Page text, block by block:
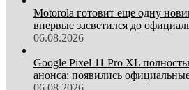
Motorola готовит еще одну
впервые засветился до
06.08.2026
Google Pixel 11 Pro XL
анонса: появились
06.08.2026